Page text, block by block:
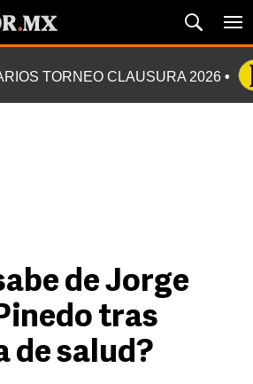
TORNEO CLAUSURA 2026
de Jorge
tras
de salud?